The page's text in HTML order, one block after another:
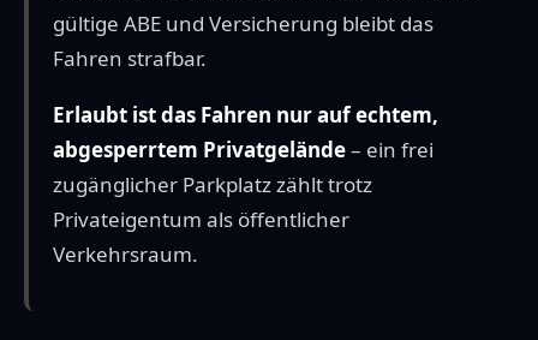
gültige ABE und Versicherung bleibt das
Fahren strafbar.
Erlaubt ist das Fahren nur auf echtem,
abgesperrtem Privatgelände– ein frei
zugänglicher Parkplatz zählt trotz
Privateigentum als öffentlicher
Verkehrsraum.